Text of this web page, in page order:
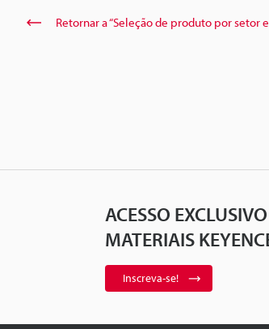
Retornar a “Seleção de produto por setor
ACESSO
MATERIAIS
Inscreva-se!